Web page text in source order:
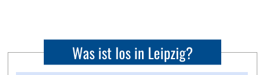
Was ist los in Leipzig?